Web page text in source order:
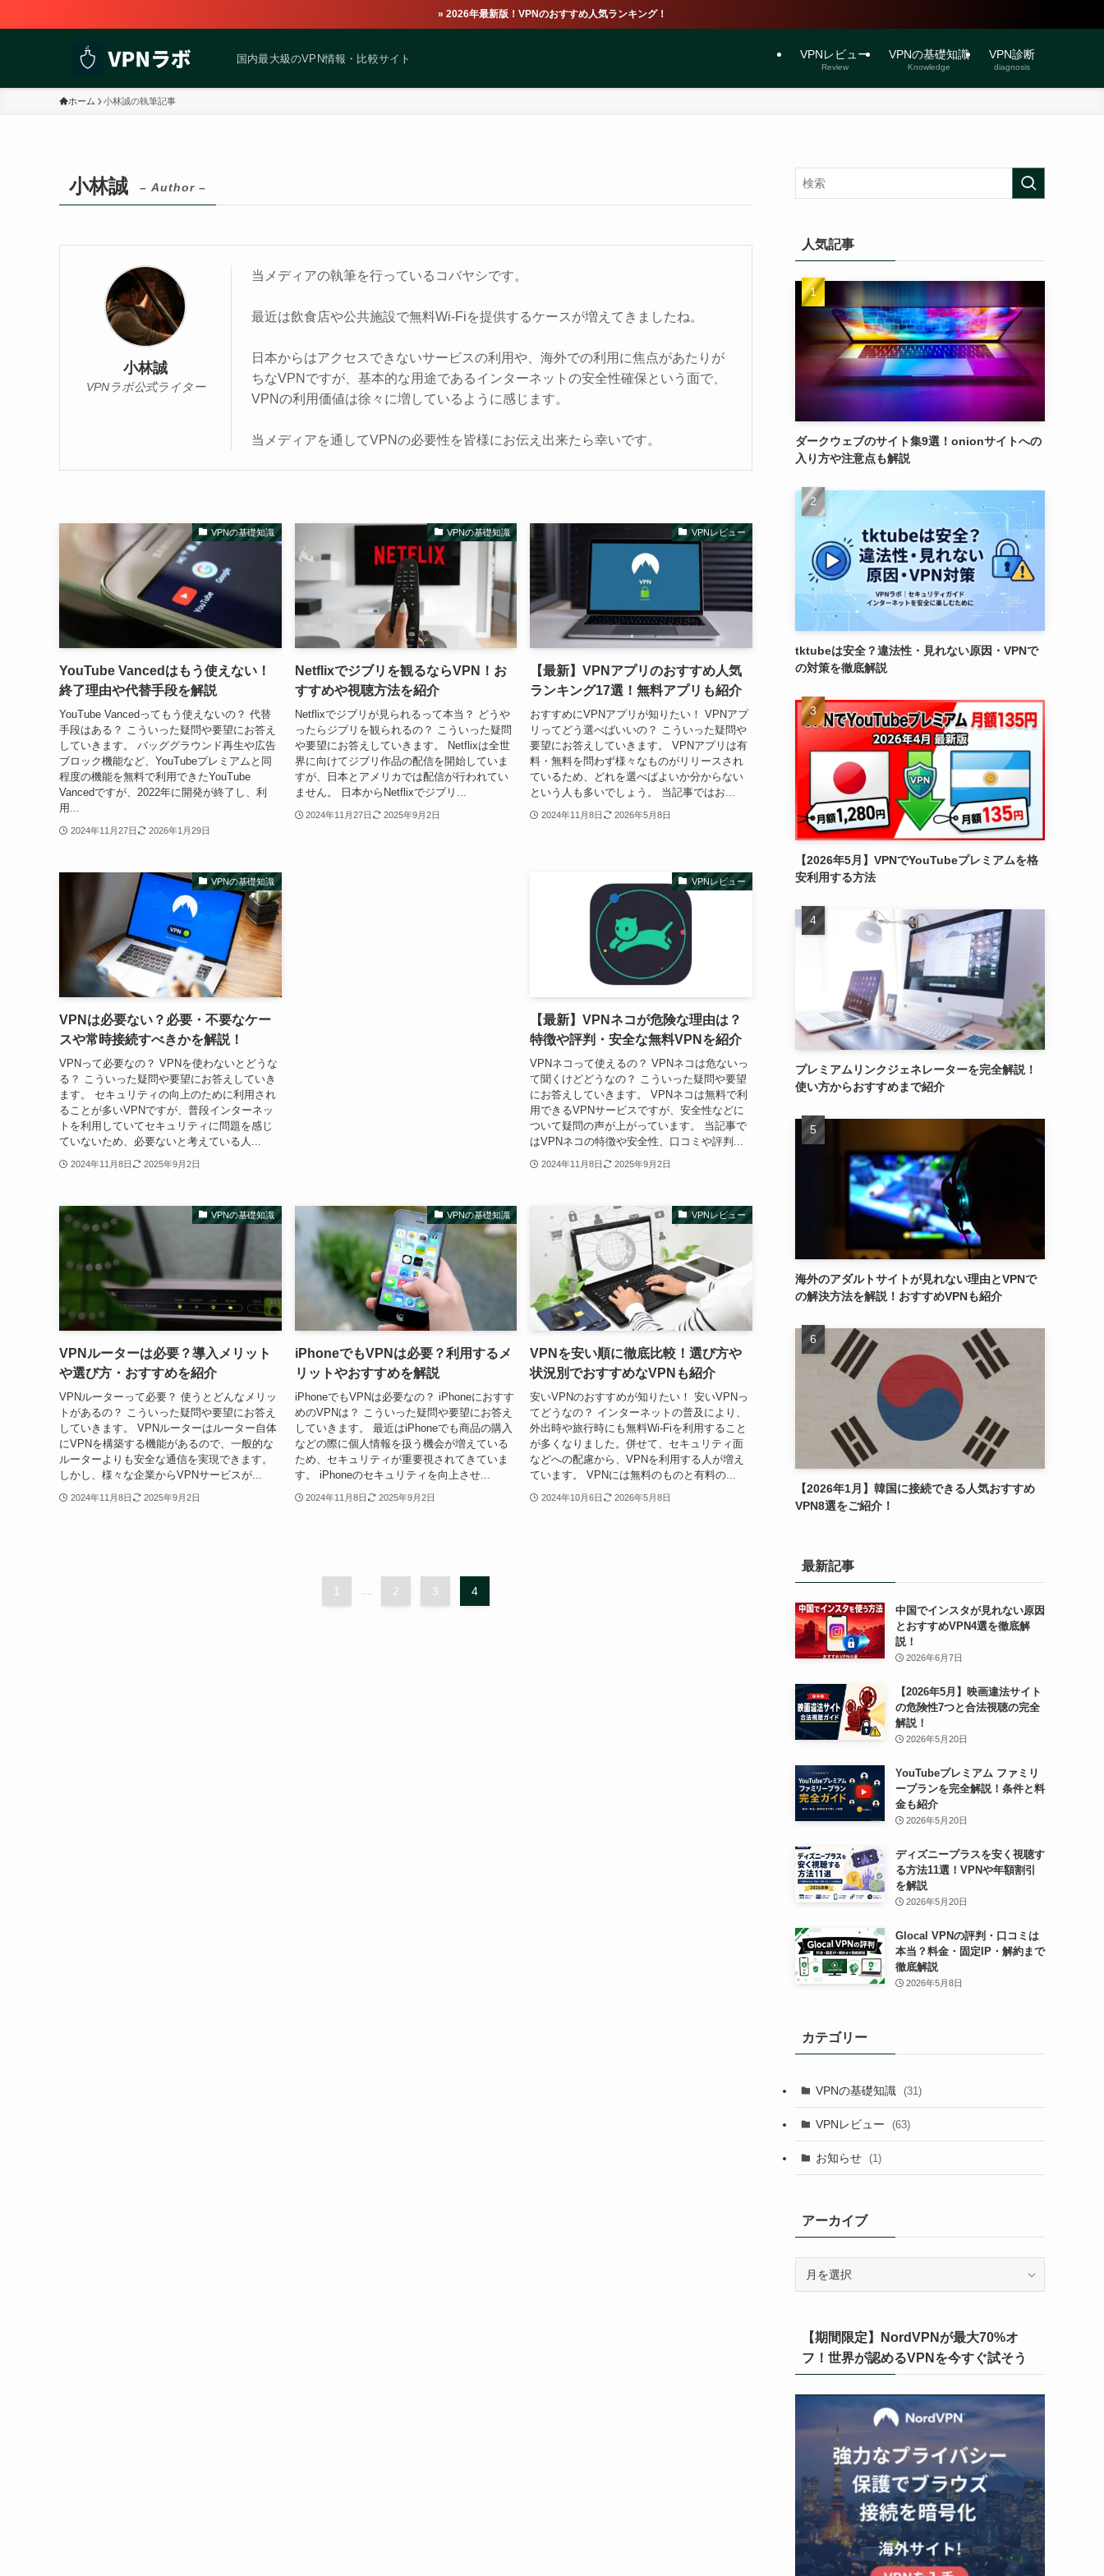
» 2026年最新版！VPNのおすすめ人気ランキング！
国内最大級のVPN情報・比較サイト VPNレビュー
Review
VPNの基礎知識
Knowledge
VPN診断
diagnosis
ホーム 小林誠の執筆記事
小林誠 – Author –
小林誠
VPNラボ公式ライター
当メディアの執筆を行っているコバヤシです。
最近は飲食店や公共施設で無料Wi-Fiを提供するケースが増えてきましたね。
日本からはアクセスできないサービスの利用や、海外での利用に焦点があたりが
ちなVPNですが、基本的な用途であるインターネットの安全性確保という面で、
VPNの利用価値は徐々に増しているように感じます。
当メディアを通してVPNの必要性を皆様にお伝え出来たら幸いです。
VPNの基礎知識
YouTube Vancedはもう使えない！
終了理由や代替手段を解説
YouTube Vancedってもう使えないの？ 代替
手段はある？ こういった疑問や要望にお答え
していきます。 バッググラウンド再生や広告
ブロック機能など、YouTubeプレミアムと同
程度の機能を無料で利用できたYouTube
Vancedですが、2022年に開発が終了し、利
用...
2024年11月27日 2026年1月29日
VPNの基礎知識
Netflixでジブリを観るならVPN！お
すすめや視聴方法を紹介
Netflixでジブリが見られるって本当？ どうや
ったらジブリを観られるの？ こういった疑問
や要望にお答えしていきます。 Netflixは全世
界に向けてジブリ作品の配信を開始していま
すが、日本とアメリカでは配信が行われてい
ません。 日本からNetflixでジブリ...
2024年11月27日 2025年9月2日
VPNレビュー
【最新】VPNアプリのおすすめ人気
ランキング17選！無料アプリも紹介
おすすめにVPNアプリが知りたい！ VPNアプ
リってどう選べばいいの？ こういった疑問や
要望にお答えしていきます。 VPNアプリは有
料・無料を問わず様々なものがリリースされ
ているため、どれを選べばよいか分からない
という人も多いでしょう。 当記事ではお...
2024年11月8日 2026年5月8日
VPNの基礎知識
VPNは必要ない？必要・不要なケー
スや常時接続すべきかを解説！
VPNって必要なの？ VPNを使わないとどうな
る？ こういった疑問や要望にお答えしていき
ます。 セキュリティの向上のために利用され
ることが多いVPNですが、普段インターネッ
トを利用していてセキュリティに問題を感じ
ていないため、必要ないと考えている人...
2024年11月8日 2025年9月2日
VPNレビュー
【最新】VPNネコが危険な理由は？
特徴や評判・安全な無料VPNを紹介
VPNネコって使えるの？ VPNネコは危ないっ
て聞くけどどうなの？ こういった疑問や要望
にお答えしていきます。 VPNネコは無料で利
用できるVPNサービスですが、安全性などに
ついて疑問の声が上がっています。 当記事で
はVPNネコの特徴や安全性、口コミや評判...
2024年11月8日 2025年9月2日
VPNの基礎知識
VPNルーターは必要？導入メリット
や選び方・おすすめを紹介
VPNルーターって必要？ 使うとどんなメリッ
トがあるの？ こういった疑問や要望にお答え
していきます。 VPNルーターはルーター自体
にVPNを構築する機能があるので、一般的な
ルーターよりも安全な通信を実現できます。
しかし、様々な企業からVPNサービスが...
2024年11月8日 2025年9月2日
VPNの基礎知識
iPhoneでもVPNは必要？利用するメ
リットやおすすめを解説
iPhoneでもVPNは必要なの？ iPhoneにおすす
めのVPNは？ こういった疑問や要望にお答え
していきます。 最近はiPhoneでも商品の購入
などの際に個人情報を扱う機会が増えている
ため、セキュリティが重要視されてきていま
す。 iPhoneのセキュリティを向上させ...
2024年11月8日 2025年9月2日
VPNレビュー
VPNを安い順に徹底比較！選び方や
状況別でおすすめなVPNも紹介
安いVPNのおすすめが知りたい！ 安いVPNっ
てどうなの？ インターネットの普及により、
外出時や旅行時にも無料Wi-Fiを利用すること
が多くなりました。併せて、セキュリティ面
などへの配慮から、VPNを利用する人が増え
ています。 VPNには無料のものと有料の...
2024年10月6日 2026年5月8日
1 2 3 4
人気記事
ダークウェブのサイト集9選！onionサイトへの
入り方や注意点も解説
tktubeは安全？違法性・見れない原因・VPNで
の対策を徹底解説
【2026年5月】VPNでYouTubeプレミアムを格
安利用する方法
プレミアムリンクジェネレーターを完全解説！
使い方からおすすめまで紹介
海外のアダルトサイトが見れない理由とVPNで
の解決方法を解説！おすすめVPNも紹介
【2026年1月】韓国に接続できる人気おすすめ
VPN8選をご紹介！
最新記事
中国でインスタが見れない原因
とおすすめVPN4選を徹底解
説！
2026年6月7日
【2026年5月】映画違法サイト
の危険性7つと合法視聴の完全
解説！
2026年5月20日
YouTubeプレミアム ファミリ
ープランを完全解説！条件と料
金も紹介
2026年5月20日
ディズニープラスを安く視聴す
る方法11選！VPNや年額割引
を解説
2026年5月20日
Glocal VPNの評判・口コミは
本当？料金・固定IP・解約まで
徹底解説
2026年5月8日
カテゴリー
VPNの基礎知識 (31)
VPNレビュー (63)
お知らせ (1)
アーカイブ
【期間限定】NordVPNが最大70%オ
フ！世界が認めるVPNを今すぐ試そう